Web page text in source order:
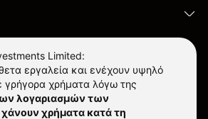
Limited:
εργαλεία και ενέχουν υψηλό
γρήγορα χρήματα λόγω της
λογαριασμών των
χρήματα κατά τη